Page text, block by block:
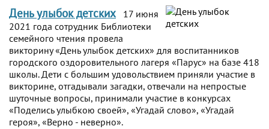
День улыбок детских
17 июня
2021 года сотрудник Библиотеки
семейного чтения провела
викторину «День улыбок детских» для воспитанников
городского оздоровительного лагеря «Парус» на базе 418
школы. Дети с большим удовольствием приняли участие в
викторине, отгадывали загадки, отвечали на непростые
шуточные вопросы, принимали участие в конкурсах
«Поделись улыбкою своей», «Угадай слово», «Угадай
героя», «Верно - неверно».